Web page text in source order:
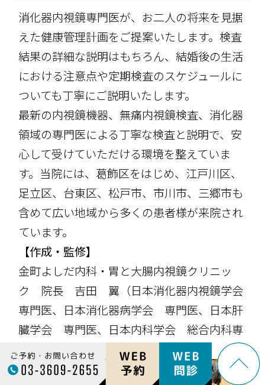
消化器内視鏡専門医が、お二人の将来を見据
えた健康管理計画をご提案いたします。検査
結果の詳細な説明はもちろん、結婚後の生活
における注意点や定期検査のスケジュールに
ついても丁寧にご説明いたします。
最新の内視鏡機器、無痛内視鏡検査、消化器
領域の専門医による丁寧な検査と説明で、安
心して受けていただける環境を整えていま
す。当院には、葛飾区をはじめ、江戸川区、
足立区、台東区、松戸市、市川市、三郷市も
含めて広い地域から多くの患者様が来院され
ています。
【作成・監修】
金町よしだ内科・胃と大腸内視鏡クリニッ
ク 院長 吉田 翼（日本消化器内視鏡学会
専門医、日本消化器病学会 専門医、日本肝
臓学会 専門医、日本内科学会 総合内科専
門医）